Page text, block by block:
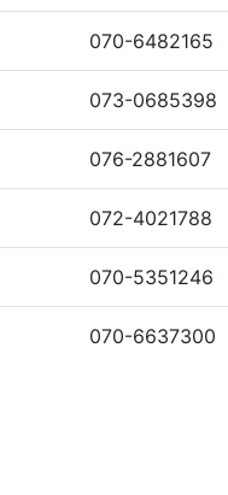
070-6482165
073-0685398
076-2881607
072-4021788
070-5351246
070-6637300